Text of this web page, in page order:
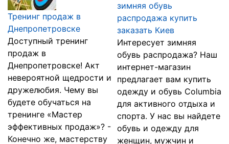
Тренинг продаж в
Днепропетровске
Доступный тренинг
продаж в
Днепропетровске! Акт
невероятной щедрости и
дружелюбия. Чему вы
будете обучаться на
тренинге «Мастер
эффективных продаж»? -
Конечно же, мастерству
зимняя обувь
распродажа купить
заказать Киев
Интересует зимняя
обувь распродажа? Наш
интернет-магазин
предлагает вам купить
одежду и обувь Columbia
для активного отдыха и
спорта. У нас вы найдете
обувь и одежду для
женщин, мужчин и